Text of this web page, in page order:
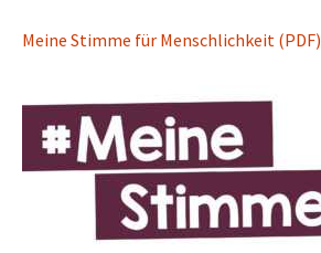
Meine Stimme für Menschlichkeit (PDF)